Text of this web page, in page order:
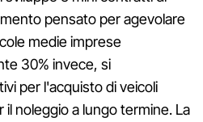
pensato per agevolare
medie imprese
30% invece, si
per l'acquisto di veicoli
noleggio a lungo termine. La